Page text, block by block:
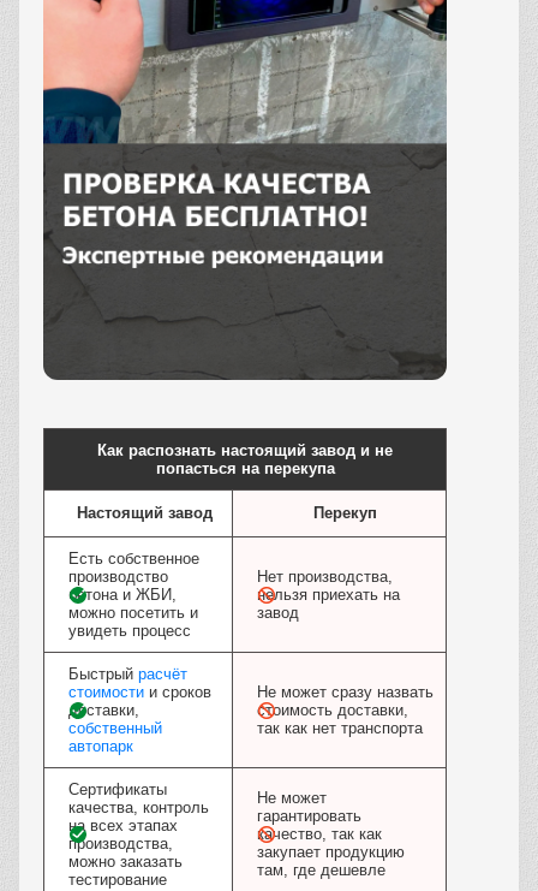
Как распознать настоящий завод и не
попасться на перекупа
Настоящий завод Перекуп
Есть собственное
производство
бетона и ЖБИ,
можно посетить и
увидеть процесс
Нет производства,
нельзя приехать на
завод
Быстрый расчёт
стоимости и сроков
доставки,
собственный
автопарк
Не может сразу назвать
стоимость доставки,
так как нет транспорта
Сертификаты
качества, контроль
на всех этапах
производства,
можно заказать
тестирование
Не может
гарантировать
качество, так как
закупает продукцию
там, где дешевле